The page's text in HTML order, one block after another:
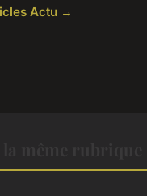
Actu →